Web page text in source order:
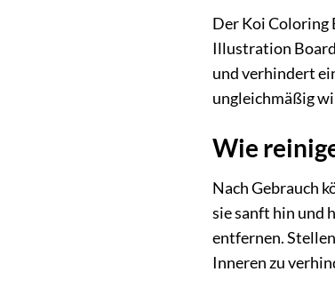
Der Koi Coloring
Illustration
und verhindert
ungleichmäßig
Wie
Nach Gebrauch
sie sanft hin und
entfernen.
Inneren zu